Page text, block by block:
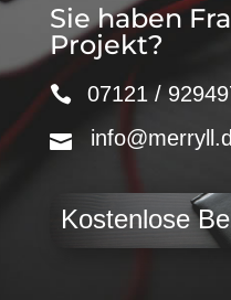
Sie haben
Projekt?
07121 /
Kostenlose